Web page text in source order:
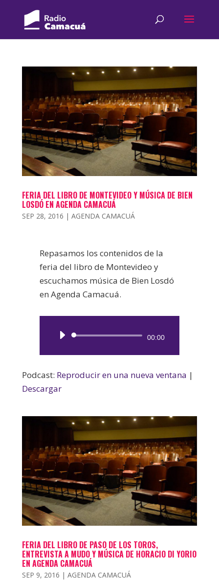
FERIA DEL LIBRO DE MONTEVIDEO Y MÚSICA DE BIEN
LOSDÓ EN AGENDA CAMACUÁ
SEP 28, 2016 | AGENDA CAMACUÁ
Repasamos los contenidos de la
feria del libro de Montevideo y
escuchamos música de Bien Losdó
en Agenda Camacuá.
Reproductor
00:00
Podcast: Reproducir en una nueva ventana |
Descargar
FERIA DEL LIBRO DE PASO DE LOS TOROS,
ENTREVISTA A MUDO Y MÚSICA DE HORACIO DI YORIO
EN AGENDA CAMACUÁ
SEP 9, 2016 | AGENDA CAMACUÁ